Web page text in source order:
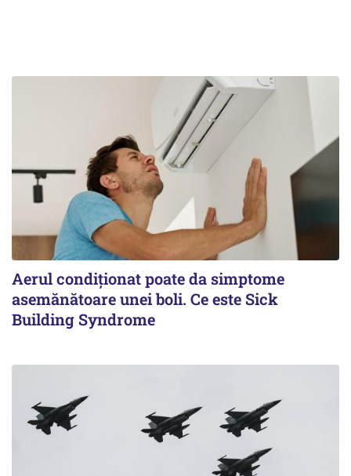
Aerul condiționat poate da simptome
asemănătoare unei boli. Ce este Sick
Building Syndrome